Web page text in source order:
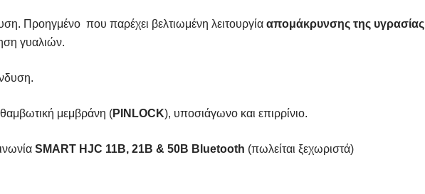
Προηγμένο που παρέχει βελτιωμένη λειτουργία απομάκρυνσης της υγρασίας
γυαλιών.
μεμβράνη (PINLOCK), υποσιάγωνο και επιρρίνιο.
SMART HJC 11B, 21B & 50B Bluetooth (πωλείται ξεχωριστά)